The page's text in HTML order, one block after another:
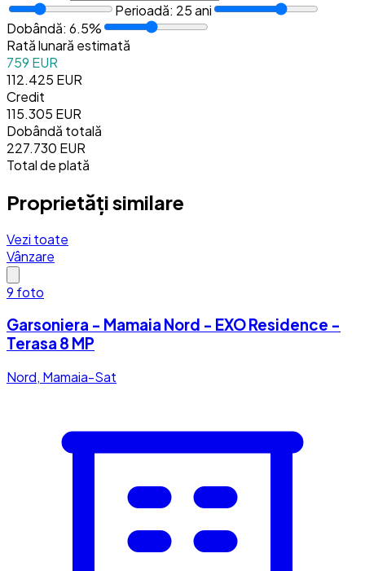
Perioadă: 25ani
Dobândă: 6.5%
Rată lunară estimată
759 EUR
112.425 EUR
Credit
115.305 EUR
Dobândă totală
227.730 EUR
Total de plată
Proprietăți similare
Vezi toate
Vânzare
9 foto
Garsoniera - Mamaia Nord - EXO Residence -
Terasa 8 MP
Nord, Mamaia-Sat